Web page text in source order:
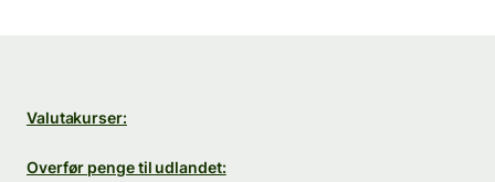
Valutakurser:
Overfør penge til udlandet: